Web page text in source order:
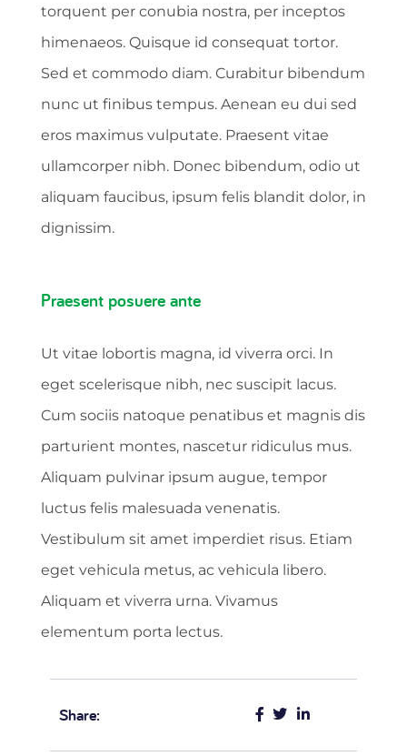
torquent per conubia nostra, per inceptos
himenaeos. Quisque id consequat tortor.
Sed et commodo diam. Curabitur bibendum
nunc ut finibus tempus. Aenean eu dui sed
eros maximus vulputate. Praesent vitae
ullamcorper nibh. Donec bibendum, odio ut
aliquam faucibus, ipsum felis blandit dolor, in
dignissim.
Praesent posuere ante
Ut vitae lobortis magna, id viverra orci. In
eget scelerisque nibh, nec suscipit lacus.
Cum sociis natoque penatibus et magnis dis
parturient montes, nascetur ridiculus mus.
Aliquam pulvinar ipsum augue, tempor
luctus felis malesuada venenatis.
Vestibulum sit amet imperdiet risus. Etiam
eget vehicula metus, ac vehicula libero.
Aliquam et viverra urna. Vivamus
elementum porta lectus.
Share: